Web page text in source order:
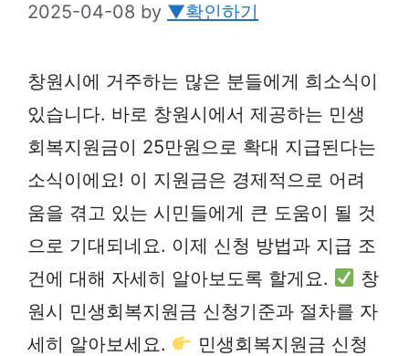
2025-04-08 by ▼확인하기
창원시에 거주하는 많은 분들에게 희소식이
있습니다. 바로 창원시에서 제공하는 민생
회복지원금이 25만원으로 확대 지급된다는
소식이에요! 이 지원금은 경제적으로 어려
움을 겪고 있는 시민들에게 큰 도움이 될 것
으로 기대되네요. 이제 신청 방법과 지급 조
건에 대해 자세히 알아보도록 할게요.
창
원시 민생회복지원금 신청기준과 절차를 자
세히 알아보세요.
민생회복지원금 신청